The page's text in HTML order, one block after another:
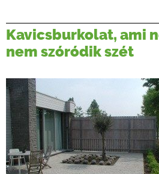
ONLINE
TERVEZÉSI
Kavicsburkolat, ami
nem szóródik szét